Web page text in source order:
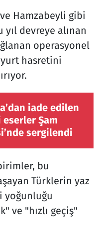
Hamzabeyli gibi
yıl devreye alınan
operasyonel
hasretini
iade edilen
Şam
sergilendi
bu
Türklerin yaz
yoğunluğu
ve "hızlı geçiş"